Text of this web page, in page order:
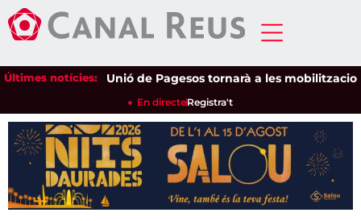
Últimes notícies:Unió de Pagesos tornarà a les mobilitzacions
En directeRegistra't